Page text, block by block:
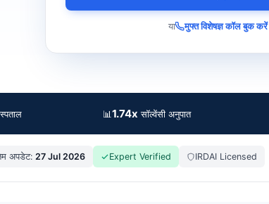
या मुफ्त विशेषज्ञ कॉल बुक करें
📊1.74x सॉल्वेंसी अनुपात
अपडेट: 27 Jul 2026 Expert Verified IRDAI Licensed